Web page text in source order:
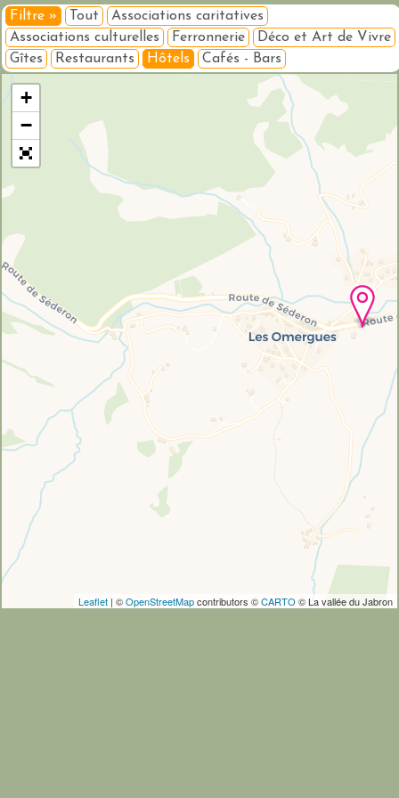
Filtre » Tout
Associations caritatives
Associations culturelles
Ferronnerie
Déco et Art de Vivre
Gîtes
Restaurants Hôtels Cafés - Bars
Veuillez patienter pendant le chargement de la carte...
+
−
Leaflet| ©OpenStreetMapcontributors ©CARTO © La vallée du Jabron